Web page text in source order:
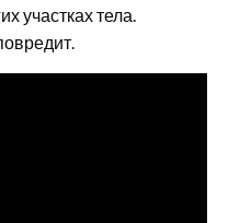
участках тела.